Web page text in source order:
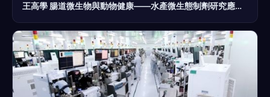
王高學 腸道微生物與動物健康——水產微生態制劑研究應用現狀與趨勢丨2019水產動保配方師大會報告①